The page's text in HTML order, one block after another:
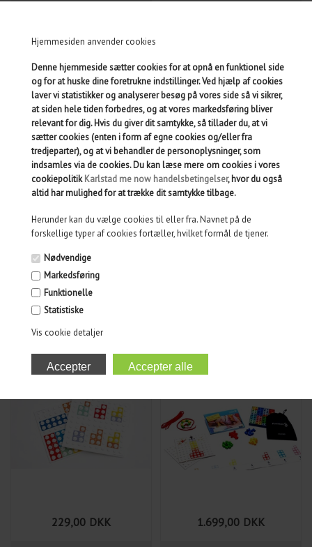
Hjemmesiden anvender cookies
Denne hjemmeside sætter cookies for at opnå en funktionel side
og for at huske dine foretrukne indstillinger. Ved hjælp af cookies
laver vi statistikker og analyserer besøg på vores side så vi sikrer,
at siden hele tiden forbedres, og at vores markedsføring bliver
relevant for dig. Hvis du giver dit samtykke, så tillader du, at vi
sætter cookies (enten i form af egne cookies og/eller fra
tredjeparter), og at vi behandler de personoplysninger, som
indsamles via de cookies. Du kan læse mere om cookies i vores
cookiepolitikKarlstad me now handelsbetingelser, hvor du også
altid har mulighed for at trække dit samtykke tilbage.
Herunder kan du vælge cookies til eller fra. Navnet på de
forskellige typer af cookies fortæller, hvilket formål de tjener.
Nødvendige
Markedsføring
Funktionelle
Statistiske
Vis cookie detaljer
199,00 DKK 699,00 DKK
NUMBER BOND
BASEBOARD OVERLAYS
SET
229,00 DKK 1.699,00 DKK